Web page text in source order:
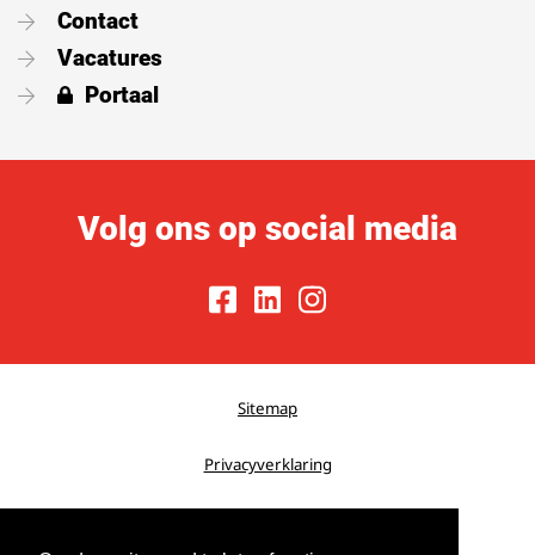
Contact
Vacatures
Portaal
Volg ons op social media
Sitemap
Privacyverklaring